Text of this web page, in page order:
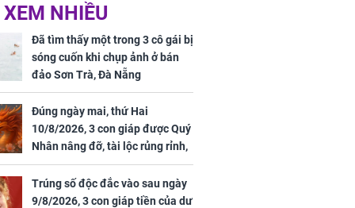
nhân Hồng
Chi Lâm
tin yêu trai
tuổi
Tử vi tuần mới (từ 10
đến 16/8/2026), 3 con
giáp mưa thuận gió
hòa, tiền về như nước,
bạc vàng dư dả, Phú
Quý Vinh Hoa, vận
trình khai sáng
vé,
vượt 8.600
NHIỀU
Đã tìm thấy một trong 3 cô gái bị
sóng cuốn khi chụp ảnh ở bán
đảo Sơn Trà, Đà Nẵng
Đúng ngày mai, thứ Hai
10/8/2026, 3 con giáp được Quý
Nhân nâng đỡ, tài lộc rủng rỉnh,
yên tâm hưởng vinh hoa Phú
Quý
Trúng số độc đắc vào sau ngày
9/8/2026, 3 con giáp tiền của dư